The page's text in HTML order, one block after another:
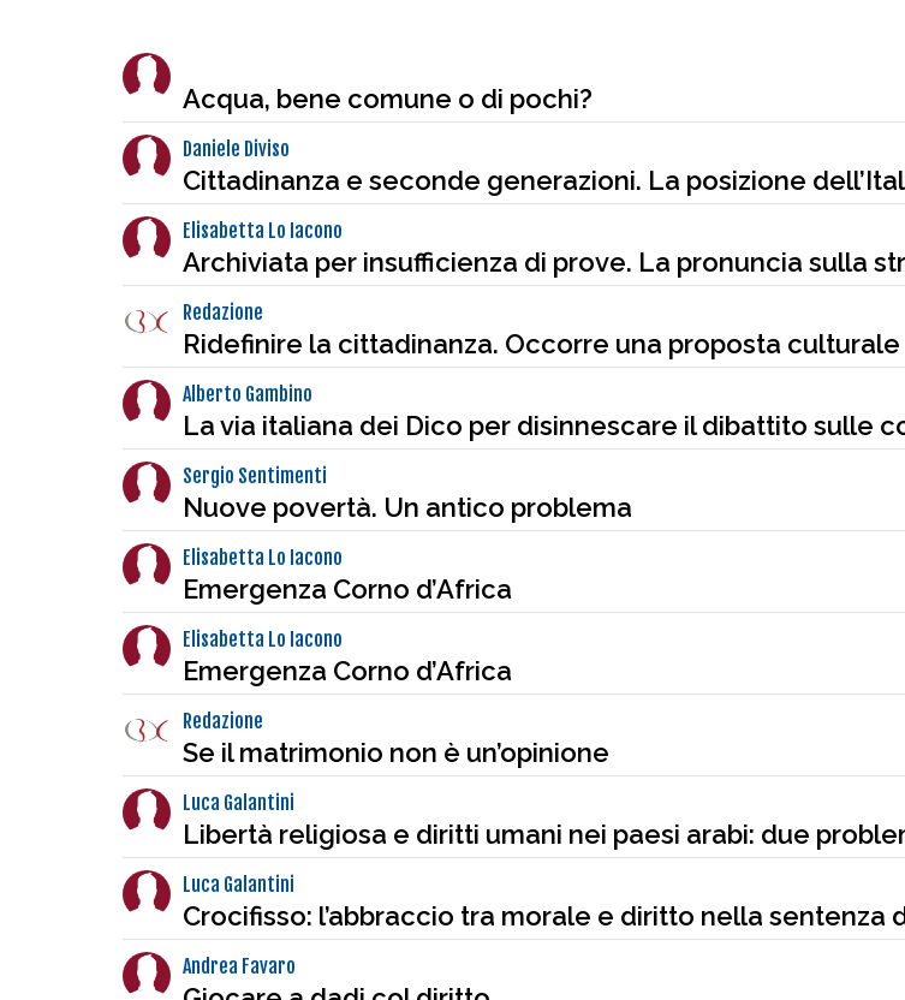
Acqua, bene comune o di pochi?
Daniele Diviso
Cittadinanza e seconde generazioni. La posizione
Elisabetta Lo Iacono
Archiviata per insufficienza di prove. La pronuncia sulla
Redazione
Ridefinire la cittadinanza. Occorre una proposta culturale
Alberto Gambino
La via italiana dei Dico per disinnescare il dibattito sulle
Sergio Sentimenti
Nuove povertà. Un antico problema
Elisabetta Lo Iacono
Emergenza Corno d’Africa
Elisabetta Lo Iacono
Emergenza Corno d’Africa
Redazione
Se il matrimonio non è un’opinione
Luca Galantini
Libertà religiosa e diritti umani nei paesi arabi: due
Luca Galantini
Crocifisso: l’abbraccio tra morale e diritto nella sentenza
Andrea Favaro